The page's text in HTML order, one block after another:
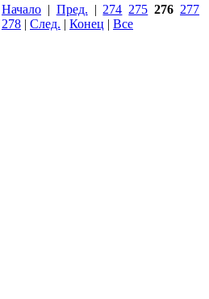
Начало | Пред. | 274 275 276 277
278 | След. | Конец | Все